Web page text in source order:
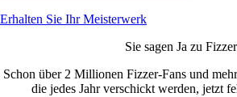
Erhalten Sie Ihr Meisterwerk
Sie sagen Ja zu Fizzer
Schon über 2 Millionen Fizzer-Fans und
die jedes Jahr verschickt werden, jetzt